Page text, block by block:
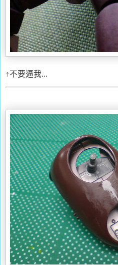
↑不要逼我...